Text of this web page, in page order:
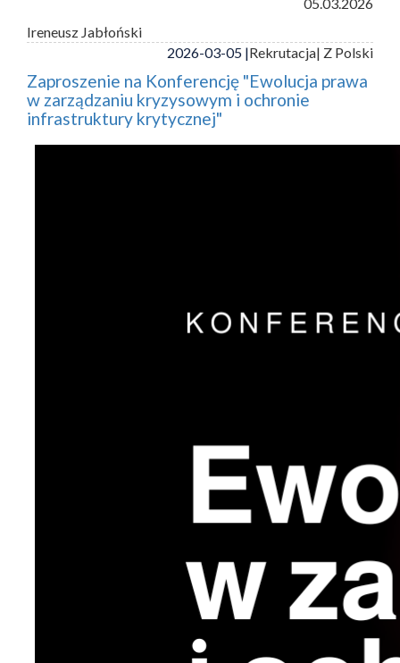
Ireneusz Jabłoński
2026-03-05 |Rekrutacja| Z Polski
Zaproszenie na Konferencję "Ewolucja prawa
w zarządzaniu kryzysowym i ochronie
infrastruktury krytycznej"